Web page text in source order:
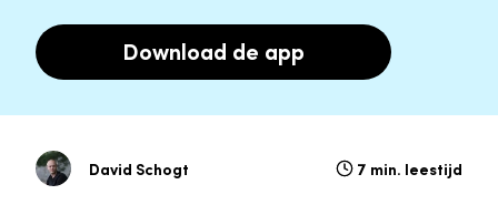
Download de app
David Schogt 7 min. leestijd